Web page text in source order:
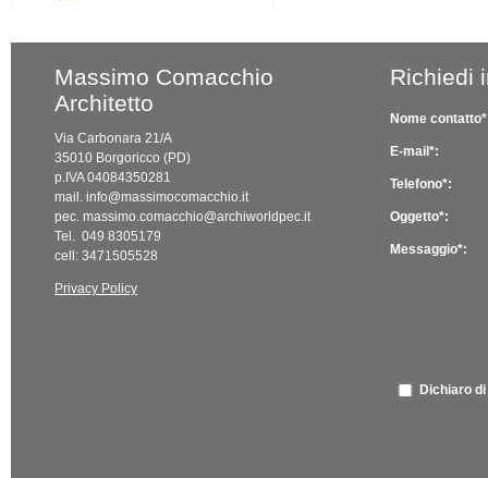
Massimo Comacchio
Architetto
Via Carbonara 21/A
35010 Borgoricco (PD)
p.IVA 04084350281
mail. info@massimocomacchio.it
pec. massimo.comacchio@archiworldpec.it
Tel. 049 8305179
cell: 3471505528
Privacy Policy
Richiedi
Nome
E-mail*:
Telefono*:
Oggetto*:
Messaggio*:
Dichiaro